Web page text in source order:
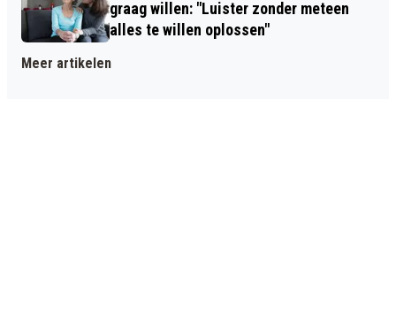
graag willen: "Luister zonder meteen
alles te willen oplossen"
Meer artikelen